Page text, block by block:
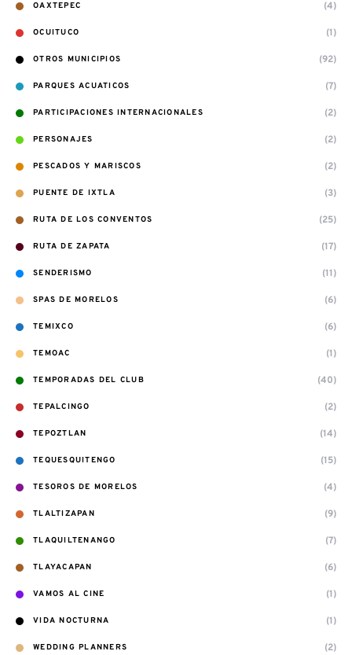
OAXTEPEC (4)
OCUITUCO (1)
OTROS MUNICIPIOS (92)
PARQUES ACUATICOS (7)
PARTICIPACIONES INTERNACIONALES (2)
PERSONAJES (2)
PESCADOS Y MARISCOS (2)
PUENTE DE IXTLA (3)
RUTA DE LOS CONVENTOS (25)
RUTA DE ZAPATA (17)
SENDERISMO (11)
SPAS DE MORELOS (6)
TEMIXCO (6)
TEMOAC (1)
TEMPORADAS DEL CLUB (40)
TEPALCINGO (2)
TEPOZTLAN (14)
TEQUESQUITENGO (15)
TESOROS DE MORELOS (4)
TLALTIZAPAN (9)
TLAQUILTENANGO (7)
TLAYACAPAN (6)
VAMOS AL CINE (1)
VIDA NOCTURNA (1)
WEDDING PLANNERS (2)